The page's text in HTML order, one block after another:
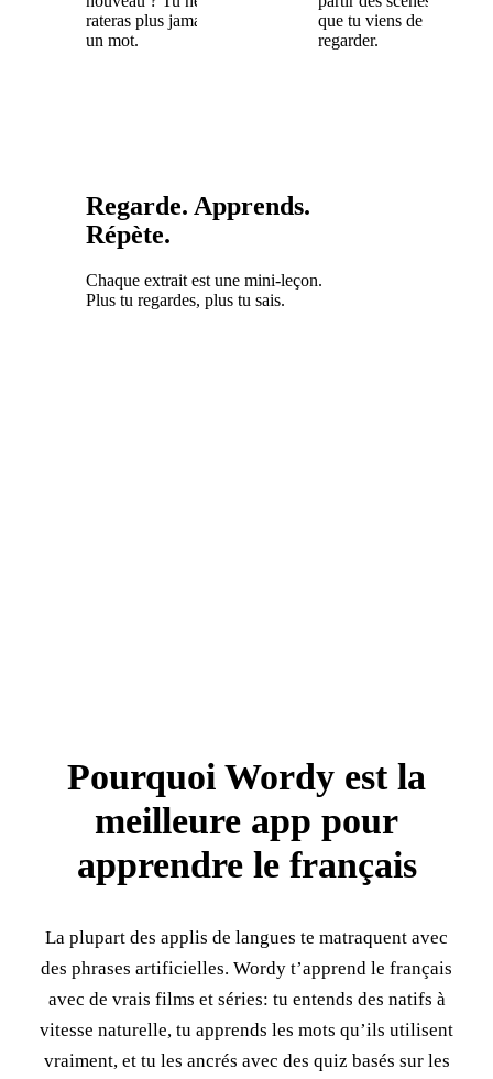
rateras plus jamais
un mot.
que tu viens de
regarder.
Regarde. Apprends.
Répète.
Chaque extrait est une mini-leçon.
Plus tu regardes, plus tu sais.
Pourquoi Wordy est la
meilleure app pour
apprendre le français
La plupart des applis de langues te matraquent avec
des phrases artificielles. Wordy t’apprend le français
avec de vrais films et séries: tu entends des natifs à
vitesse naturelle, tu apprends les mots qu’ils utilisent
vraiment, et tu les ancrés avec des quiz basés sur les